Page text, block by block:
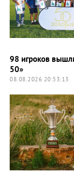
98 игроков
50»
08.08.2026 20:53:13